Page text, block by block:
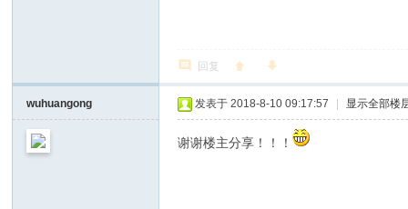
回复
wuhuangong 发表于 2018-8-10 09:17:57 显示全部楼
谢谢楼主分享！！！